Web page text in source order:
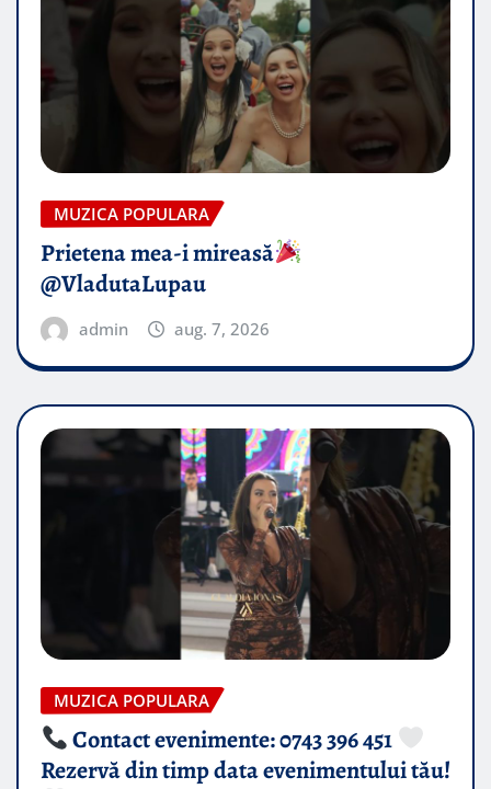
MUZICA POPULARA
Prietena mea-i mireasă​
@VladutaLupau
admin aug. 7, 2026
MUZICA POPULARA
Contact evenimente: 0743 396 451
Rezervă din timp data evenimentului tău!